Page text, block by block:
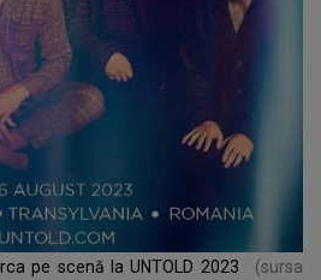
pe scenă la UNTOLD 2023
(sursa